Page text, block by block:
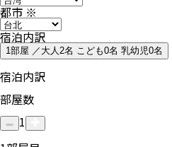
都市※
宿泊内訳
1部屋 ／大人2名 こども0名 乳幼児0名
宿泊内訳
部屋数
1